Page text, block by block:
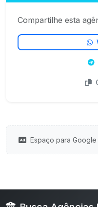
Compartilhe esta
Espaço para